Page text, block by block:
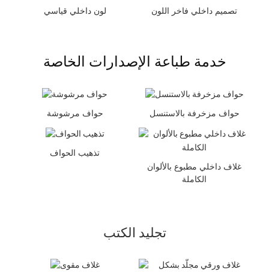
لون داخلي قياسي تصميم داخلي فاخر اللون
خدمة طباعة الإصدارات الخاصة
حواف مرشوشة حواف مزخرفة بالاستنسل
تذهيب الحواف
غلاف داخلي مطبوع بالألوان
الكاملة
تجليد الكتب